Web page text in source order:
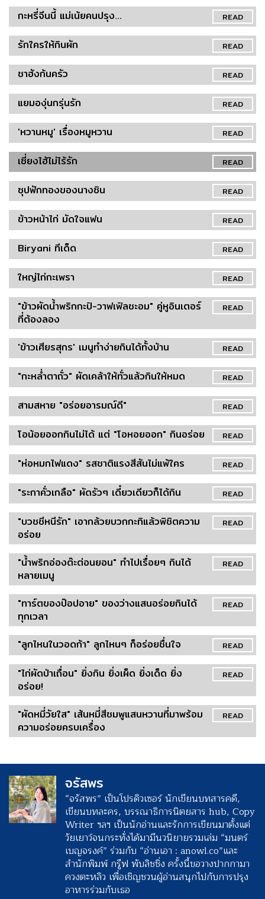
READ
กะหรี่จีนนี้ แม่เน้ยคนปรุง...
READ
รักใครให้กินผัก
READ
ชาฮังก้นครัว
READ
แยมองุ่นกรุ่นรัก
READ
'หวานหมู' เรื่องหมูหวาน
READ
เซี่ยงไฮ้ไม่ไร้รัก
READ
ซุปฟักทองของนางซิน
READ
ข้าวหน้าไก่ มัดใจแฟน
READ
Biryani ทีเด็ด
READ
ใหญ่ไก่กะเพรา
READ
"ข้าวผัดน้ำพริกกะปิ-วาฟเฟิลชะอม" คู่หูอินเตอร์
ที่ต้องลอง
READ
'ข้าวเศียรสุกร' เมนูทำง่ายกินได้ทั้งบ้าน
READ
"กะหล่ำตาถั่ว" ผัดเคล้าให้ทั่วแล้วกินให้หมด
READ
สามสหาย "อร่อยอารมณ์ดี"
READ
โอน้อยออกกินไม่ได้ แต่ "โอหอยออก" กินอร่อย
READ
"ห่อหมกไฟแดง" รสชาติแรงสีสันไม่แพ้ใคร
READ
"ระกาคั่วเกลือ" ผัดรัวๆ เดี๋ยวเดียวก็ได้กิน
READ
"บวชชีหนีรัก" เอากล้วยบวกกะทิแล้วพิชิตความ
อร่อย
READ
"น้ำพริกอ่องต๊ะต่อนยอน" ทำไปเรื่อยๆ กินได้
หลายเมนู
READ
"ทาร์ตของป๊อปอาย" ของว่างแสนอร่อยกินได้
ทุกเวลา
READ
"ลูกไหนในวอดก้า" ลูกไหนๆ ก็อร่อยชื่นใจ
READ
"ไก่ผัดป่าเถื่อน" ยิ่งกิน ยิ่งเผ็ด ยิ่งเด็ด ยิ่ง
อร่อย!
READ
"ผัดหมี่วัยใส" เส้นหมี่สีชมพูแสนหวานที่มาพร้อม
ความอร่อยครบเครื่อง
จรัสพร
“จรัสพร” เป็นโปรดิวเซอร์ นักเขียนบทสารคดี,
เขียนบทละคร, บรรณาธิการนิตยสาร hub, Copy
Writer ฯลฯ เป็นนักอ่านและรักการเขียนมาตั้งแต่
วัยเยาว์จนกระทั่งได้มามีนวนิยายรวมเล่ม “มนตร์
เบญจรงค์” ร่วมกับ “อ่านเอา : anowl.co”และ
สำนักพิมพ์ กรู๊ฟ พับลิชชิ่ง ครั้งนี้ขอวางปากกามา
ควงตะหลิว เพื่อเชิญชวนผู้อ่านสนุกไปกับการปรุง
อาหารร่วมกับเธอ